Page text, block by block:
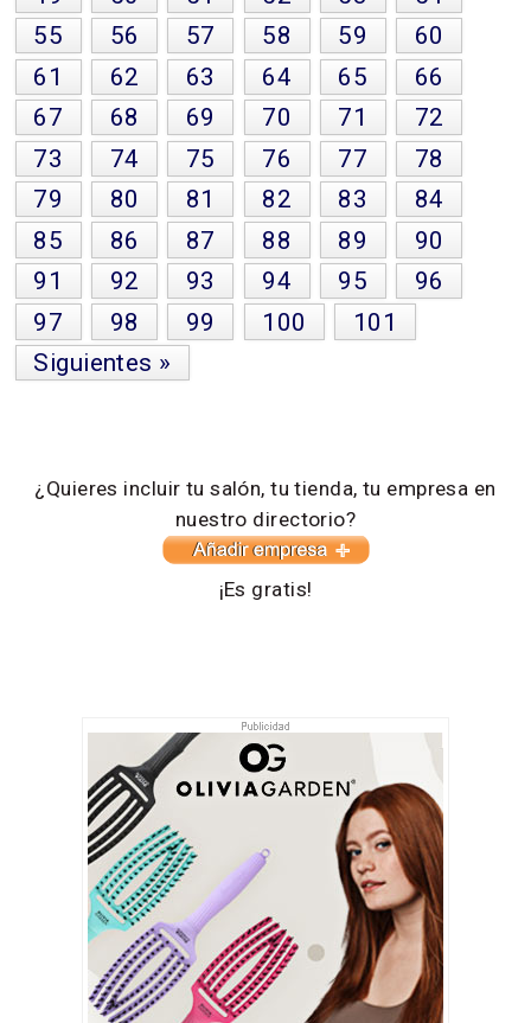
55
56 57 58 59
60
61
62 63 64 65
66
67
68 69 70 71
72
73
74 75 76 77
78
79
80 81 82 83
84
85
86 87 88 89
90
91
92 93 94 95
96
97
98 99 100
101
Siguientes »
¿Quieres incluir tu salón, tu tienda, tu empresa en
nuestro directorio?
¡Es gratis!